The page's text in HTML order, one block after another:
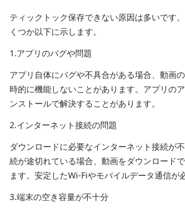
ティックトック保存できない原因は多いです
くつか以下に示します。
1.アプリのバグや問題
アプリ自体にバグや不具合がある場合、動画
時的に機能しないことがあります。アプリの
ンストールで解決することがあります。
2.インターネット接続の問題
ダウンロードに必要なインターネット接続が
続が途切れている場合、動画をダウンロード
ます。安定したWi-Fiやモバイルデータ通信が
3.端末の空き容量が不十分